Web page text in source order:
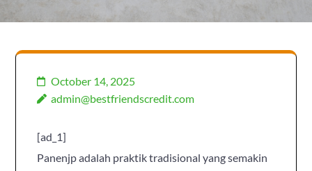
October 14, 2025
admin@bestfriendscredit.com
[ad_1]
Panenjp adalah praktik tradisional yang semakin